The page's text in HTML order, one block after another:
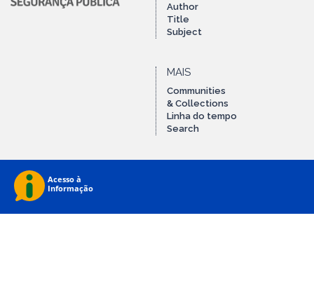
Author
Title
Subject
MAIS
Communities
& Collections
Linha do tempo
Search